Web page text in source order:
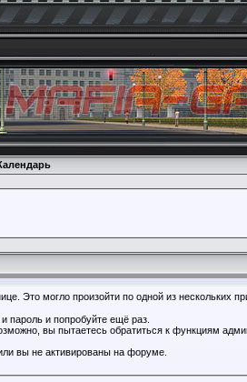
Это могло произойти по одной из нескольких
пароль и попробуйте ещё раз.
вы пытаетесь обратиться к функциям
вы не активированы на форуме.